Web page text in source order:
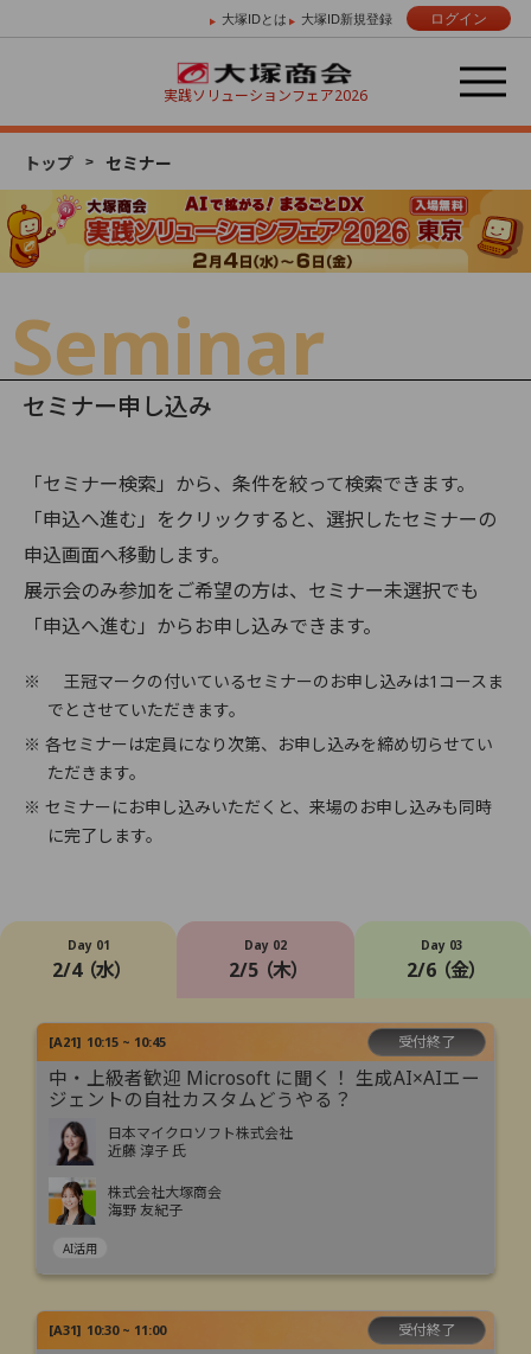
大塚IDとは 大塚ID新規登録 ログイン
実践ソリューションフェア2026
トップ セミナー
Seminar
セミナー申し込み
「セミナー検索」から、条件を絞って検索できます。
「申込へ進む」をクリックすると、選択したセミナーの
申込画面へ移動します。
展示会のみ参加をご希望の方は、セミナー未選択でも
「申込へ進む」からお申し込みできます。
※
王冠マークの付いているセミナーのお申し込みは1コースま
でとさせていただきます。
※ 各セミナーは定員になり次第、お申し込みを締め切らせてい
ただきます。
※ セミナーにお申し込みいただくと、来場のお申し込みも同時
に完了します。
Day 01
2/4 （水）
Day 02
2/5 （木）
Day 03
2/6 （金）
Day 01
2/4 （水） 2/5 （木） 2/6 （金）
[A21] 10:15 ~ 10:45 受付終了
中・上級者歓迎 Microsoft に聞く！ 生成AI×AIエー
ジェントの自社カスタムどうやる？
日本マイクロソフト株式会社
近藤 淳子 氏
株式会社大塚商会
海野 友紀子
AI活用
[A31] 10:30 ~ 11:00 受付終了